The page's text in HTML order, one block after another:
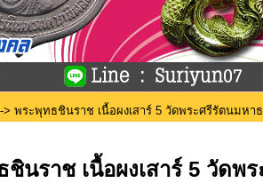
-> พระพุทธชินราช เนื้อผงเสาร์ 5 วัดพระศรีรัตนมห
ชินราช เนื้อผงเสาร์ 5 วัด